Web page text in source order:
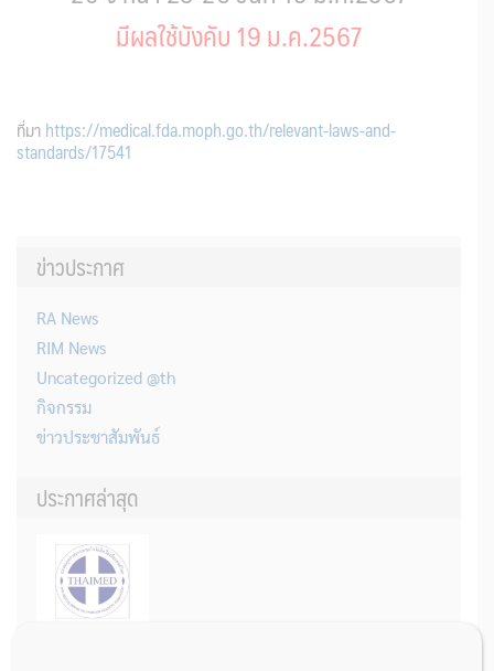
มีผลใช้บังคับ 19 ม.ค.2567
ที่มาhttps://medical.fda.moph.go.th/relevant-laws-and-
standards/17541
ข่าวประกาศ
RA News
RIM News
Uncategorized @th
กิจกรรม
ข่าวประชาสัมพันธ์
ประกาศล่าสุด